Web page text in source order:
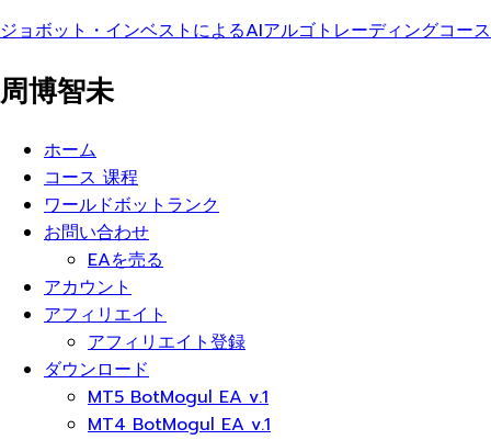
ジョボット・インベストによるAIアルゴトレーディングコース
周博智未
ホーム
コース 课程
ワールドボットランク
お問い合わせ
EAを売る
アカウント
アフィリエイト
アフィリエイト登録
ダウンロード
MT5 BotMogul EA v.1
MT4 BotMogul EA v.1